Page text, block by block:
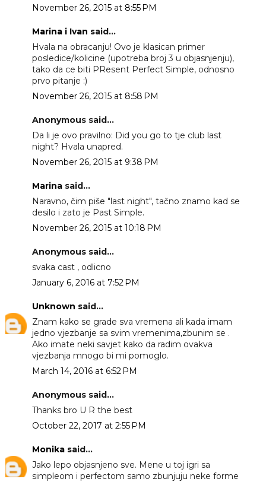
November 26, 2015 at 8:55 PM
Marina i Ivan said...
Hvala na obracanju! Ovo je klasican primer
posledice/kolicine (upotreba broj 3 u objasnjenju),
tako da ce biti PResent Perfect Simple, odnosno
prvo pitanje :)
November 26, 2015 at 8:58 PM
Anonymous said...
Da li je ovo pravilno: Did you go to tje club last
night? Hvala unapred.
November 26, 2015 at 9:38 PM
Marinasaid...
Naravno, čim piše "last night", tačno znamo kad se
desilo i zato je Past Simple.
November 26, 2015 at 10:18 PM
Anonymous said...
svaka cast , odlicno
January 6, 2016 at 7:52 PM
Unknown said...
Znam kako se grade sva vremena ali kada imam
jedno vjezbanje sa svim vremenima,zbunim se .
Ako imate neki savjet kako da radim ovakva
vjezbanja mnogo bi mi pomoglo.
March 14, 2016 at 6:52 PM
Anonymous said...
Thanks bro U R the best
October 22, 2017 at 2:55 PM
Monikasaid...
Jako lepo objasnjeno sve. Mene u toj igri sa
simpleom i perfectom samo zbunjuju neke forme